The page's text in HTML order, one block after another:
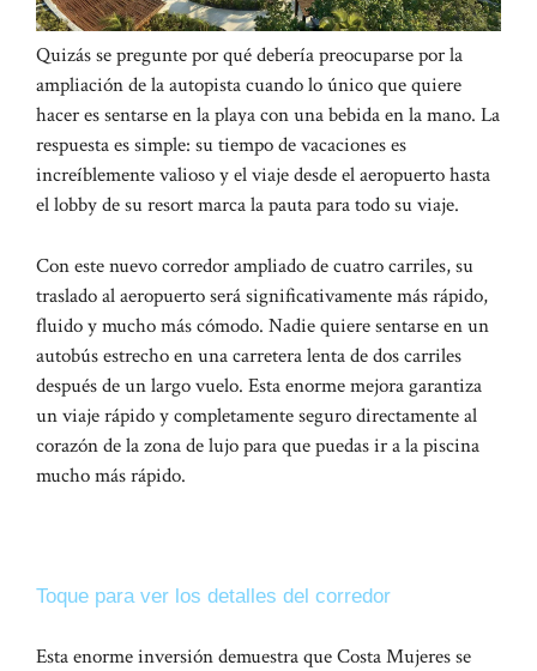
Quizás se pregunte por qué debería preocuparse por la
ampliación de la autopista cuando lo único que quiere
hacer es sentarse en la playa con una bebida en la mano. La
respuesta es simple: su tiempo de vacaciones es
increíblemente valioso y el viaje desde el aeropuerto hasta
el lobby de su resort marca la pauta para todo su viaje.
Con este nuevo corredor ampliado de cuatro carriles, su
traslado al aeropuerto será significativamente más rápido,
fluido y mucho más cómodo. Nadie quiere sentarse en un
autobús estrecho en una carretera lenta de dos carriles
después de un largo vuelo. Esta enorme mejora garantiza
un viaje rápido y completamente seguro directamente al
corazón de la zona de lujo para que puedas ir a la piscina
mucho más rápido.
Toque para ver los detalles del corredor
Esta enorme inversión demuestra que Costa Mujeres se